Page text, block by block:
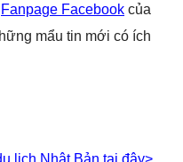
Fanpage Facebook của
mẩu tin mới có ích